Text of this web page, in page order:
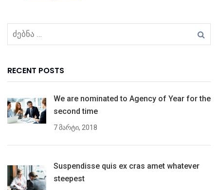
RECENT POSTS
We are nominated to Agency of Year for the
second time
7 მარტი, 2018
Suspendisse quis ex cras amet whatever
steepest